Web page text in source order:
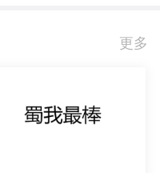
更多